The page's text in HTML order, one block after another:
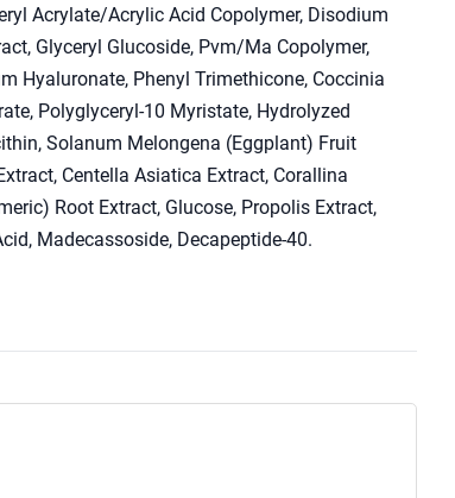
Acrylate/Acrylic Acid Copolymer, Disodium
Glyceryl Glucoside, Pvm/Ma Copolymer,
Hyaluronate, Phenyl Trimethicone, Coccinia
Polyglyceryl-10 Myristate, Hydrolyzed
Solanum Melongena (Eggplant) Fruit
Centella Asiatica Extract, Corallina
Root Extract, Glucose, Propolis Extract,
Madecassoside, Decapeptide-40.